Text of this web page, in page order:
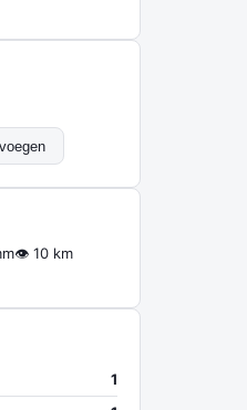
👁 10 km
1